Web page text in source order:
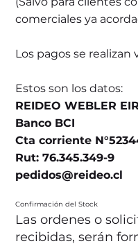
comerciales ya
Los pagos se
Estos son los datos:
REIDEO WEBLER
Banco BCI
Cta corriente
Rut: 76.345.349-9
pedidos@reideo.cl
Confirmación del Stock
Las ordenes o
recibidas, serán